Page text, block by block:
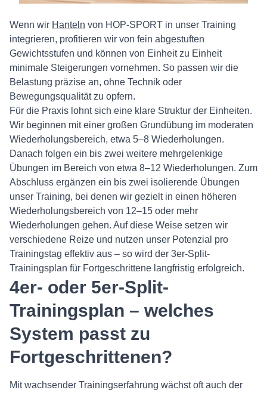
Wenn wir Hanteln von HOP-SPORT in unser Training
integrieren, profitieren wir von fein abgestuften
Gewichtsstufen und können von Einheit zu Einheit
minimale Steigerungen vornehmen. So passen wir die
Belastung präzise an, ohne Technik oder
Bewegungsqualität zu opfern.
Für die Praxis lohnt sich eine klare Struktur der Einheiten.
Wir beginnen mit einer großen Grundübung im moderaten
Wiederholungsbereich, etwa 5–8 Wiederholungen.
Danach folgen ein bis zwei weitere mehrgelenkige
Übungen im Bereich von etwa 8–12 Wiederholungen. Zum
Abschluss ergänzen ein bis zwei isolierende Übungen
unser Training, bei denen wir gezielt in einen höheren
Wiederholungsbereich von 12–15 oder mehr
Wiederholungen gehen. Auf diese Weise setzen wir
verschiedene Reize und nutzen unser Potenzial pro
Trainingstag effektiv aus – so wird der 3er-Split-
Trainingsplan für Fortgeschrittene langfristig erfolgreich.
4er- oder 5er-Split-
Trainingsplan – welches
System passt zu
Fortgeschrittenen?
Mit wachsender Trainingserfahrung wächst oft auch der